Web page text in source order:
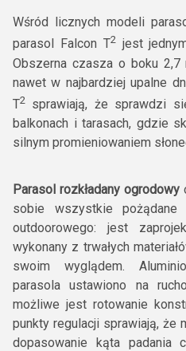
Wśród licznych modeli
parasol Falcon T2jest
Obszerna czasza o boku
nawet w najbardziej upalne
T2
sprawiają, że sprawdzi
balkonach i tarasach, gdzie
silnym promieniowaniem
Parasol rozkładany ogrodowy
sobie wszystkie pożądane
outdoorowego: jest
wykonany z trwałych
swoim wyglądem.
parasola ustawiono na
możliwe jest rotowanie
punkty regulacji sprawiają,
dopasowanie kąta padania